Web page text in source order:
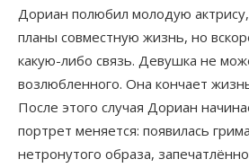
Дориан полюбил молодую
планы совместную жизнь, но
какую-либо связь. Девушка не
возлюбленного. Она кончает
После этого случая Дориан
портрет меняется: появилась
нетронутого образа,